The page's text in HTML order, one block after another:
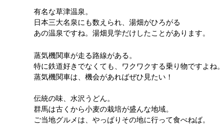
有名な草津温泉。
日本三大名泉にも数えられ、湯畑がひろがる
あの温泉ですね。湯畑見学だけしたことがあります。
蒸気機関車が走る路線がある。
特に鉄道好きでなくても、ワクワクする乗り物ですよね。
蒸気機関車は、機会があればぜひ見たい！
伝統の味、水沢うどん。
群馬は古くから小麦の栽培が盛んな地域。
ご当地グルメは、やっぱりその地に行って食べねば。